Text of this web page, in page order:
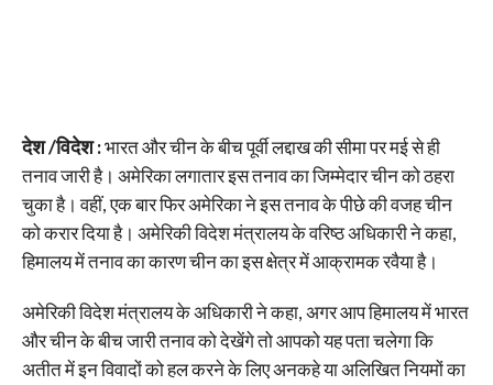
देश /विदेश :भारत और चीन के बीच पूर्वी लद्दाख की सीमा पर मई से ही
तनाव जारी है। अमेरिका लगातार इस तनाव का जिम्मेदार चीन को ठहरा
चुका है। वहीं, एक बार फिर अमेरिका ने इस तनाव के पीछे की वजह चीन
को करार दिया है। अमेरिकी विदेश मंत्रालय के वरिष्ठ अधिकारी ने कहा,
हिमालय में तनाव का कारण चीन का इस क्षेत्र में आक्रामक रवैया है।
अमेरिकी विदेश मंत्रालय के अधिकारी ने कहा, अगर आप हिमालय में भारत
और चीन के बीच जारी तनाव को देखेंगे तो आपको यह पता चलेगा कि
अतीत में इन विवादों को हल करने के लिए अनकहे या अलिखित नियमों का